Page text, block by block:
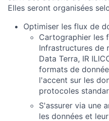
Elles seront organisées
Optimiser les flux de
Cartographier les
Infrastructures de
Data Terra, IR
formats de
l'accent sur les
protocoles
S'assurer via une
les données et